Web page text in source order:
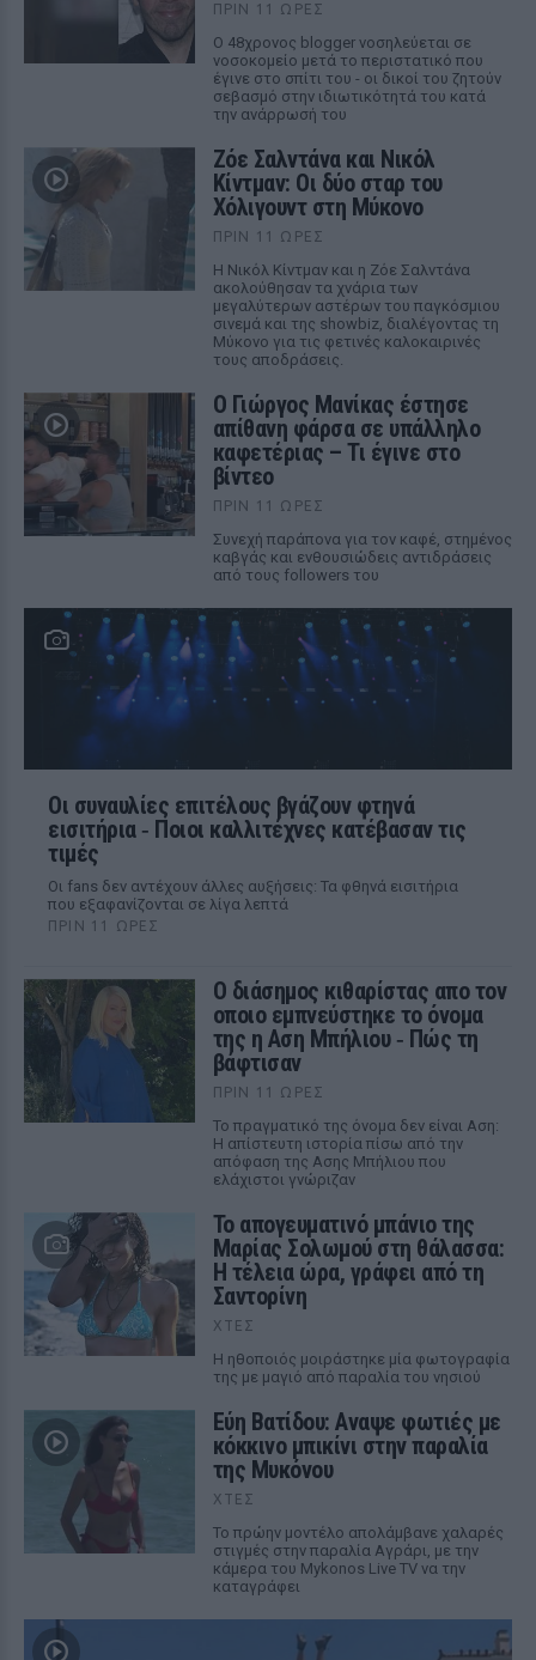
ΠΡΙΝ 11 ΏΡΕΣ
Ο 48χρονος blogger νοσηλεύεται σε
νοσοκομείο μετά το περιστατικό που
έγινε στο σπίτι του - οι δικοί του ζητούν
σεβασμό στην ιδιωτικότητά του κατά
την ανάρρωσή του
Ζόε Σαλντάνα και Νικόλ
Κίντμαν: Οι δύο σταρ του
Χόλιγουντ στη Μύκονο
ΠΡΙΝ 11 ΏΡΕΣ
Η Νικόλ Κίντμαν και η Ζόε Σαλντάνα
ακολούθησαν τα χνάρια των
μεγαλύτερων αστέρων του παγκόσμιου
σινεμά και της showbiz, διαλέγοντας τη
Μύκονο για τις φετινές καλοκαιρινές
τους αποδράσεις.
Ο Γιώργος Μανίκας έστησε
απίθανη φάρσα σε υπάλληλο
καφετέριας – Τι έγινε στο
βίντεο
ΠΡΙΝ 11 ΏΡΕΣ
Συνεχή παράπονα για τον καφέ, στημένος
καβγάς και ενθουσιώδεις αντιδράσεις
από τους followers του
Οι συναυλίες επιτέλους βγάζουν φτηνά
εισιτήρια ‑ Ποιοι καλλιτέχνες κατέβασαν τις
τιμές
Οι fans δεν αντέχουν άλλες αυξήσεις: Τα φθηνά εισιτήρια
που εξαφανίζονται σε λίγα λεπτά
ΠΡΙΝ 11 ΏΡΕΣ
Ο διάσημος κιθαρίστας απο τον
οποιο εμπνεύστηκε το όνομα
της η Αση Μπήλιου ‑ Πώς τη
βάφτισαν
ΠΡΙΝ 11 ΏΡΕΣ
Το πραγματικό της όνομα δεν είναι Αση:
Η απίστευτη ιστορία πίσω από την
απόφαση της Ασης Μπήλιου που
ελάχιστοι γνώριζαν
Το απογευματινό μπάνιο της
Μαρίας Σολωμού στη θάλασσα:
Η τέλεια ώρα, γράφει από τη
Σαντορίνη
ΧΤΕΣ
Η ηθοποιός μοιράστηκε μία φωτογραφία
της με μαγιό από παραλία του νησιού
Εύη Βατίδου: Αναψε φωτιές με
κόκκινο μπικίνι στην παραλία
της Μυκόνου
ΧΤΕΣ
Το πρώην μοντέλο απολάμβανε χαλαρές
στιγμές στην παραλία Αγράρι, με την
κάμερα του Mykonos Live TV να την
καταγράφει